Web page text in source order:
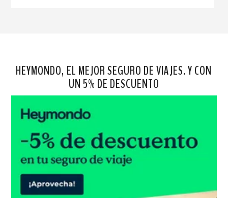
HEYMONDO, EL MEJOR SEGURO DE VIAJES. Y CON
UN 5% DE DESCUENTO